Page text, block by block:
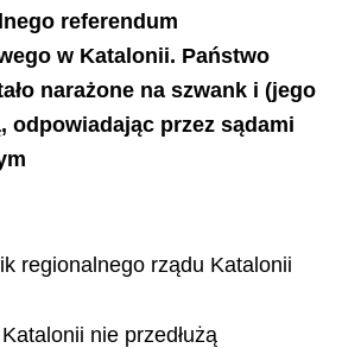
referendum
w Katalonii. Państwo
narażone na szwank i (jego
odpowiadając przez sądami
regionalnego rządu Katalonii
nie przedłużą